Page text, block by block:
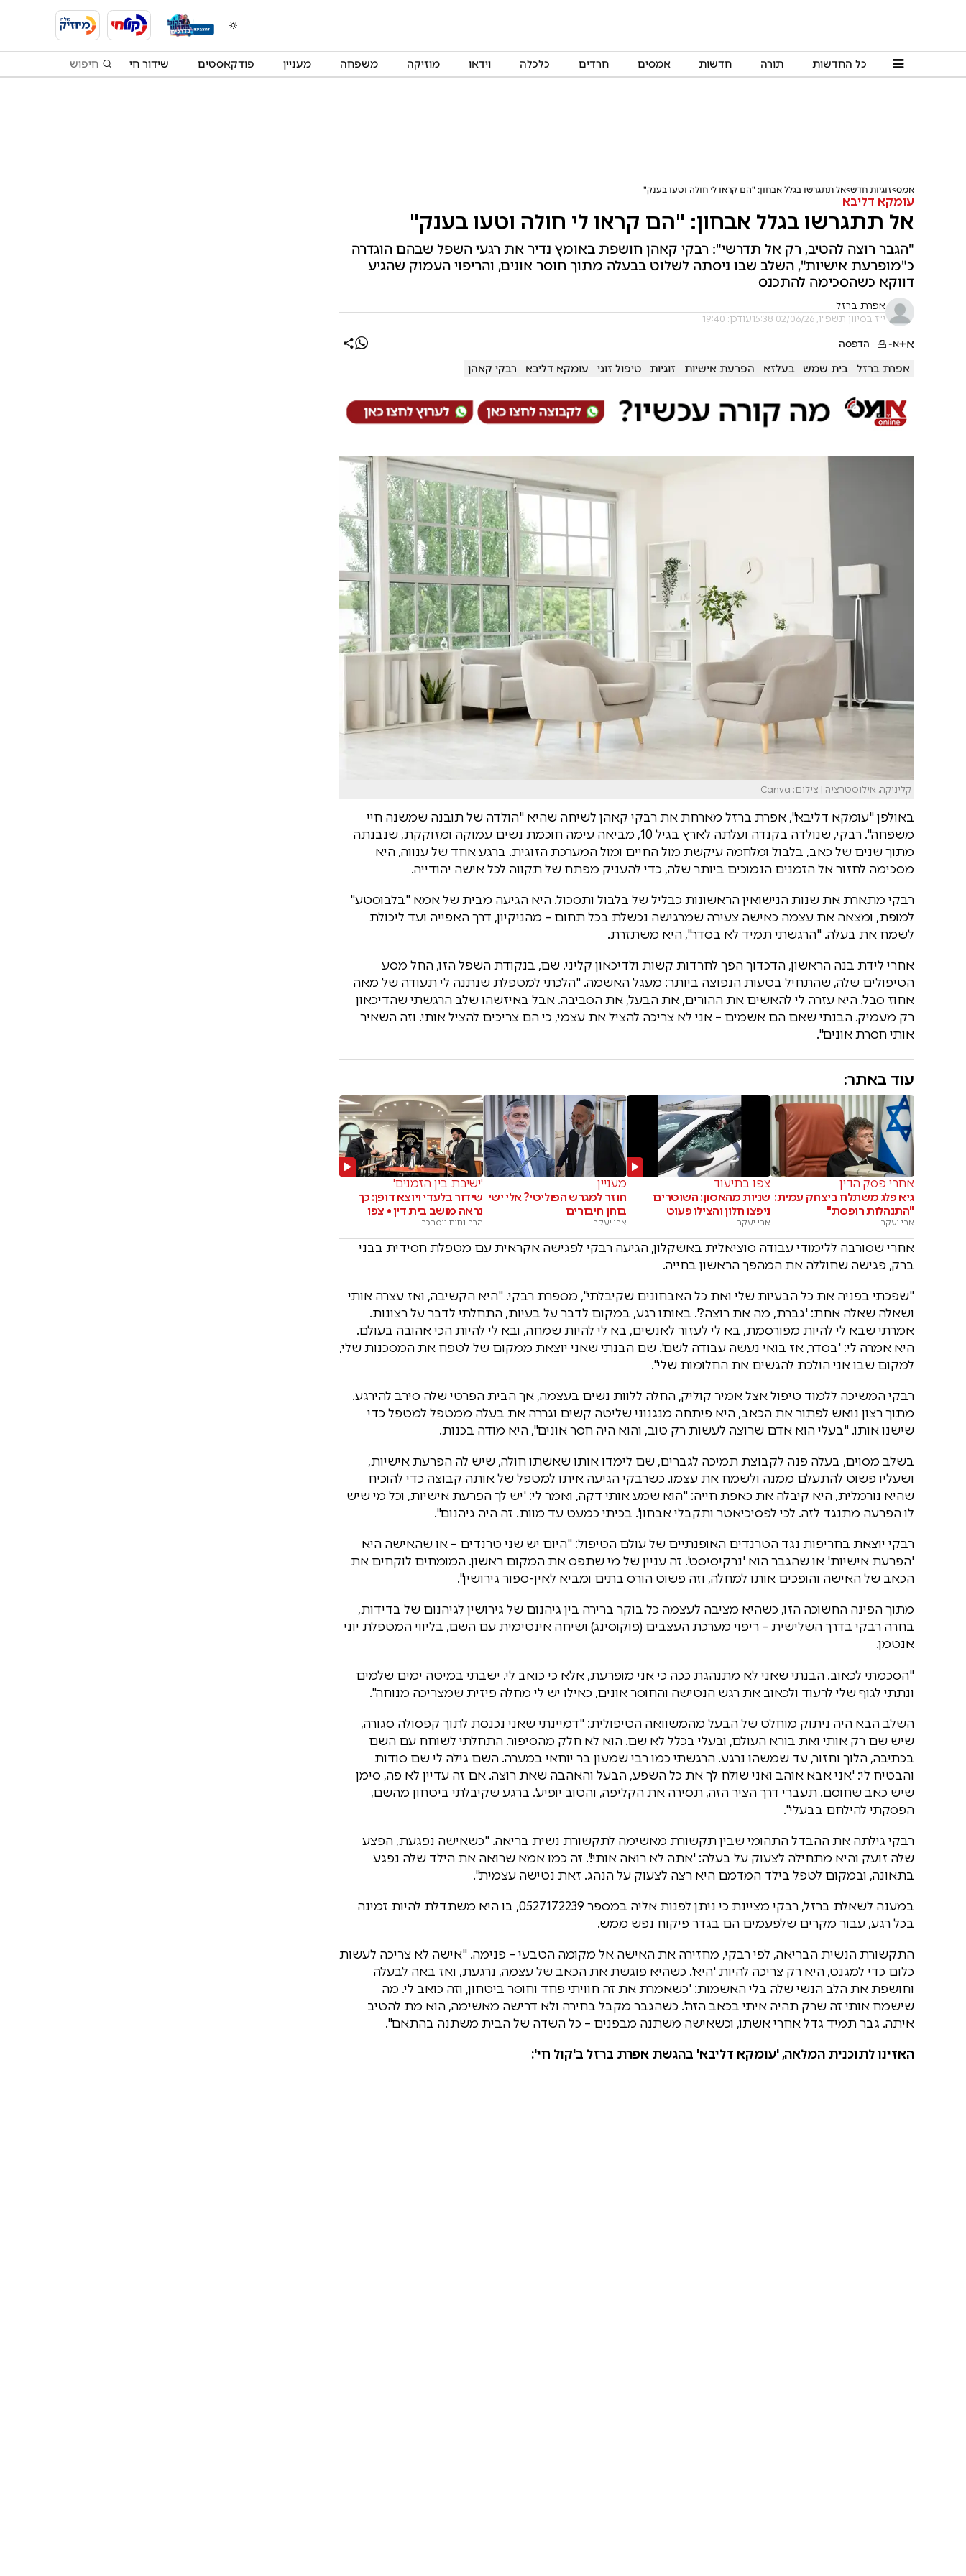
כל החדשות תורה חדשות אמסים חרדים כלכלה וידאו מוזיקה משפחה מעניין פודקאסטים שידור חי
אמס זוגיות חדש אל תתגרשו בגלל אבחון: "הם קראו לי חולה וטעו בענק"
עומקא דליבא
אל תתגרשו בגלל אבחון: "הם קראו לי חולה וטעו בענק"
"הגבר רוצה להטיב, רק אל תדרשי": רבקי קאהן חושפת באומץ נדיר את רגעי השפל שבהם הוגדרה
כ"מופרעת אישיות", השלב שבו ניסתה לשלוט בבעלה מתוך חוסר אונים, והריפוי העמוק שהגיע
דווקא כשהסכימה להתכנס
אפרת ברזל
י"ז בסיוון תשפ"ו, 02/06/26 15:38 עודכן: 19:40
א+א- הדפסה
אפרת ברזל בית שמש בעלזא הפרעת אישיות זוגיות טיפול זוגי עומקא דליבא רבקי קאהן
קליניקה, אילוסטרציה | צילום: Canva
באולפן "עומקא דליבא", אפרת ברזל מארחת את רבקי קאהן לשיחה שהיא "הולדה של תובנה שמשנה חיי
משפחה". רבקי, שנולדה בקנדה ועלתה לארץ בגיל 10, מביאה עימה חוכמת נשים עמוקה ומזוקקת, שנבנתה
מתוך שנים של כאב, בלבול ומלחמה עיקשת מול החיים ומול המערכת הזוגית. ברגע אחד של ענווה, היא
מסכימה לחזור אל הזמנים הנמוכים ביותר שלה, כדי להעניק מפתח של תקווה לכל אישה יהודייה.
רבקי מתארת את שנות הנישואין הראשונות כבליל של בלבול ותסכול. היא הגיעה מבית של אמא "בלבוסטע"
למופת, ומצאה את עצמה כאישה צעירה שמרגישה נכשלת בכל תחום – מהניקיון, דרך האפייה ועד ליכולת
לשמח את בעלה. "הרגשתי תמיד לא בסדר", היא משתזרת.
אחרי לידת בנה הראשון, הדכדוך הפך לחרדות קשות ולדיכאון קליני. שם, בנקודת השפל הזו, החל מסע
הטיפולים שלה, שהתחיל בטעות הנפוצה ביותר: מעגל האשמה. "הלכתי למטפלת שנתנה לי תעודה של מאה
אחוז סבל. היא עזרה לי להאשים את ההורים, את הבעל, את הסביבה. אבל באיזשהו שלב הרגשתי שהדיכאון
רק מעמיק. הבנתי שאם הם אשמים – אני לא צריכה להציל את עצמי, כי הם צריכים להציל אותי. וזה השאיר
אותי חסרת אונים".
עוד באתר:
אחרי פסק הדין
גיא פלג משתלח ביצחק עמית:
"התנהלות רופסת"
אבי יעקב
צפו בתיעוד
שניות מהאסון: השוטרים
ניפצו חלון והצילו פעוט
אבי יעקב
מעניין
חוזר למגרש הפוליטי? אלי ישי
בוחן חיבורים
אבי יעקב
'ישיבת בין הזמנים'
שידור בלעדי ויוצא דופן: כך
נראה מושב בית דין • צפו
הרב נחום נוסבכר
אחרי שסורבה ללימודי עבודה סוציאלית באשקלון, הגיעה רבקי לפגישה אקראית עם מטפלת חסידית בבני
ברק, פגישה שחוללה את המהפך הראשון בחייה.
"שפכתי בפניה את כל הבעיות שלי ואת כל האבחונים שקיבלתי", מספרת רבקי. "היא הקשיבה, ואז עצרה אותי
ושאלה שאלה אחת: 'גברת, מה את רוצה?'. באותו רגע, במקום לדבר על בעיות, התחלתי לדבר על רצונות.
אמרתי שבא לי להיות מפורסמת, בא לי לעזור לאנשים, בא לי להיות שמחה, ובא לי להיות הכי אהובה בעולם.
היא אמרה לי: 'בסדר, אז בואי נעשה עבודה לשם'. שם הבנתי שאני יוצאת ממקום של לטפח את המסכנות שלי,
למקום שבו אני הולכת להגשים את החלומות שלי".
רבקי המשיכה ללמוד טיפול אצל אמיר קוליק, החלה ללוות נשים בעצמה, אך הבית הפרטי שלה סירב להירגע.
מתוך רצון נואש לפתור את הכאב, היא פיתחה מנגנוני שליטה קשים וגררה את בעלה ממטפל למטפל כדי
שישנו אותו. "בעלי הוא אדם שרוצה לעשות רק טוב, והוא היה חסר אונים", היא מודה בכנות.
בשלב מסוים, בעלה פנה לקבוצת תמיכה לגברים, שם לימדו אותו שאשתו חולה, שיש לה הפרעת אישיות,
ושעליו פשוט להתעלם ממנה ולשמח את עצמו. כשרבקי הגיעה איתו למטפל של אותה קבוצה כדי להוכיח
שהיא נורמלית, היא קיבלה את כאפת חייה: "הוא שמע אותי דקה, ואמר לי: 'יש לך הפרעת אישיות, וכל מי שיש
לו הפרעה מתנגד לזה. לכי לפסיכיאטר ותקבלי אבחון'. בכיתי כמעט עד מוות. זה היה גיהנום".
רבקי יוצאת בחריפות נגד הטרנדים האופנתיים של עולם הטיפול: "היום יש שני טרנדים – או שהאישה היא
'הפרעת אישיות' או שהגבר הוא 'נרקיסיסט'. זה עניין של מי שתפס את המקום ראשון. המומחים לוקחים את
הכאב של האישה והופכים אותו למחלה, וזה פשוט הורס בתים ומביא לאין-ספור גירושין".
מתוך הפינה החשוכה הזו, כשהיא מציבה לעצמה כל בוקר ברירה בין גיהנום של גירושין לגיהנום של בדידות,
בחרה רבקי בדרך השלישית – ריפוי מערכת העצבים (פוקוסינג) ושיחה אינטימית עם השם, בליווי המטפלת יוני
אנטמן.
"הסכמתי לכאוב. הבנתי שאני לא מתנהגת ככה כי אני מופרעת, אלא כי כואב לי. ישבתי במיטה ימים שלמים
ונתתי לגוף שלי לרעוד ולכאוב את רגש הנטישה והחוסר אונים, כאילו יש לי מחלה פיזית שמצריכה מנוחה".
השלב הבא היה ניתוק מוחלט של הבעל מהמשוואה הטיפולית: "דמיינתי שאני נכנסת לתוך קפסולה סגורה,
שיש שם רק אותי ואת בורא העולם, ובעלי בכלל לא שם. הוא לא חלק מהסיפור. התחלתי לשוחח עם השם
בכתיבה, הלוך וחזור, עד שמשהו נרגע. הרגשתי כמו רבי שמעון בר יוחאי במערה. השם גילה לי שם סודות
והבטיח לי: 'אני אבא אוהב ואני שולח לך את כל השפע, הבעל והאהבה שאת רוצה. אם זה עדיין לא פה, סימן
שיש כאב שחוסם. תעברי דרך הציר הזה, תסירה את הקליפה, והטוב יופיע'. ברגע שקיבלתי ביטחון מהשם,
הפסקתי להילחם בבעלי".
רבקי גילתה את ההבדל התהומי שבין תקשורת מאשימה לתקשורת נשית בריאה. "כשאישה נפגעת, הפצע
שלה זועק והיא מתחילה לצעוק על בעלה: 'אתה לא רואה אותי!'. זה כמו אמא שרואה את הילד שלה נפגע
בתאונה, ובמקום לטפל בילד המדמם היא רצה לצעוק על הנהג. זאת נטישה עצמית".
במענה לשאלת ברזל, רבקי מציינת כי ניתן לפנות אליה במספר 0527172239, בו היא משתדלת להיות זמינה
בכל רגע, עבור מקרים שלפעמים הם בגדר פיקוח נפש ממש.
התקשורת הנשית הבריאה, לפי רבקי, מחזירה את האישה אל מקומה הטבעי – פנימה. "אישה לא צריכה לעשות
כלום כדי למגנט, היא רק צריכה להיות 'היא'. כשהיא פוגשת את הכאב של עצמה, נרגעת, ואז באה לבעלה
וחושפת את הלב הנשי שלה בלי האשמות: 'כשאמרת את זה חוויתי פחד וחוסר ביטחון, וזה כואב לי. מה
שישמח אותי זה שרק תהיה איתי בכאב הזה'. כשהגבר מקבל בחירה ולא דרישה מאשימה, הוא מת להטיב
איתה. גבר תמיד גדל אחרי אשתו, וכשאישה משתנה מבפנים – כל השדה של הבית משתנה בהתאם".
האזינו לתוכנית המלאה, 'עומקא דליבא' בהגשת אפרת ברזל ב'קול חי':